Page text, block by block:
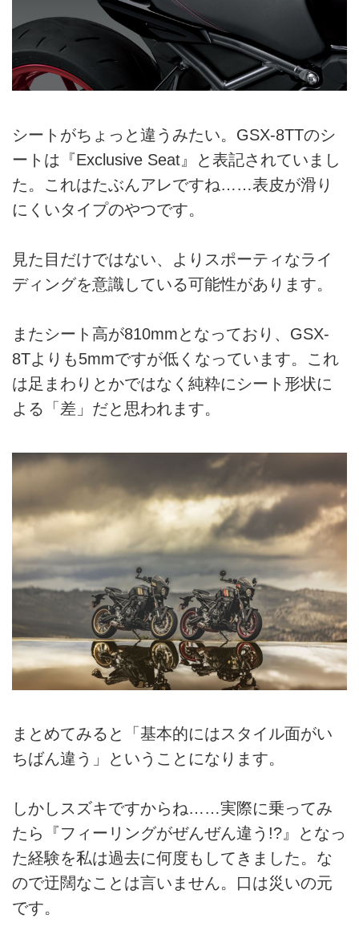
シートがちょっと違うみたい。GSX-8TTのシ
ートは『Exclusive Seat』と表記されていまし
た。これはたぶんアレですね……表皮が滑り
にくいタイプのやつです。
見た目だけではない、よりスポーティなライ
ディングを意識している可能性があります。
またシート高が810mmとなっており、GSX-
8Tよりも5mmですが低くなっています。これ
は足まわりとかではなく純粋にシート形状に
よる「差」だと思われます。
まとめてみると「基本的にはスタイル面がい
ちばん違う」ということになります。
しかしスズキですからね……実際に乗ってみ
たら『フィーリングがぜんぜん違う!?』となっ
た経験を私は過去に何度もしてきました。な
ので迂闊なことは言いません。口は災いの元
です。